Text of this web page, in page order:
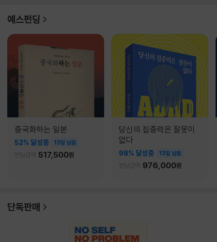
예스펀딩
중국화하는 일본
52% 달성중 13일 남음
펀딩금액 517,500원
당신의 집중력은 잘못이
없다
98% 달성중 13일 남음
펀딩금액 976,000원
단독판매